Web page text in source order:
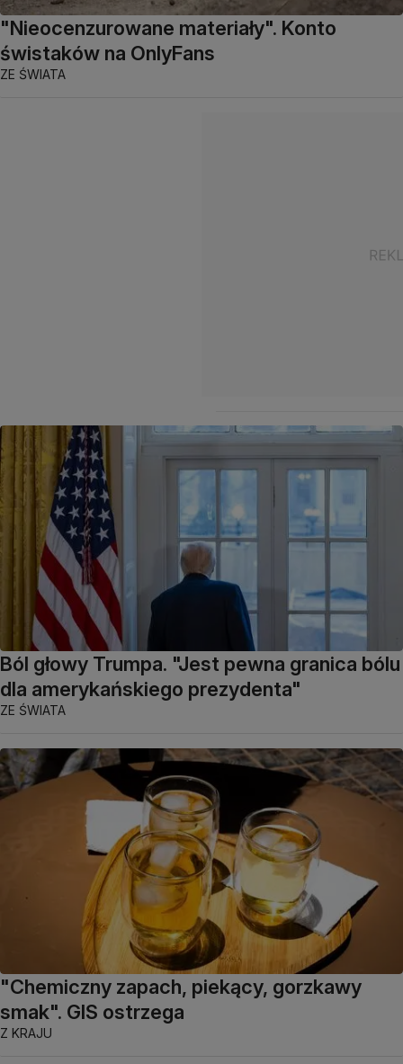
"Nieocenzurowane materiały". Konto
świstaków na OnlyFans
ZE ŚWIATA
Ból głowy Trumpa. "Jest pewna granica bólu
dla amerykańskiego prezydenta"
ZE ŚWIATA
"Chemiczny zapach, piekący, gorzkawy
smak". GIS ostrzega
Z KRAJU